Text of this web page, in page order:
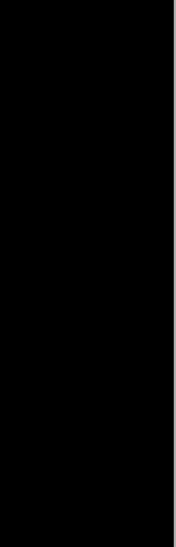
apasionada
se detenga.
cinematográfico.
nuestra
es clave para hacer
Queremos
pero
faltante en la ficha
o el elenco?
cine: contribuyan